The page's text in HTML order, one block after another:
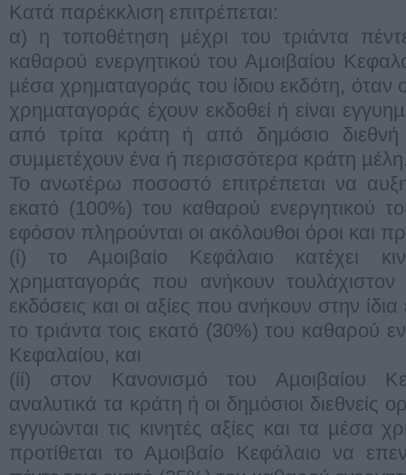
Κατά παρέκκλιση επιτρέπεται:
α) η τοποθέτηση µέχρι του τριάντα
καθαρού ενεργητικού του Αµοιβαίου
µέσα χρηµαταγοράς του ίδιου εκδότη, όταν
χρηµαταγοράς έχουν εκδοθεί ή είναι
από τρίτα κράτη ή από δηµόσιο
συµµετέχουν ένα ή περισσότερα κράτη
Το ανωτέρω ποσοστό επιτρέπεται να
εκατό (100%) του καθαρού ενεργητικού
εφόσον πληρούνται οι ακόλουθοι όροι και
(ί) το Αµοιβαίο Κεφάλαιο κατέχει
χρηµαταγοράς που ανήκουν τουλάχιστον
εκδόσεις και οι αξίες που ανήκουν στην
το τριάντα τοις εκατό (30%) του καθαρού
Κεφαλαίου, και
(ίί) στον Κανονισµό του Αµοιβαίου
αναλυτικά τα κράτη ή οι δηµόσιοι διεθνείς
εγγυώνται τις κινητές αξίες και τα µέσα
προτίθεται το Αµοιβαίο Κεφάλαιο να